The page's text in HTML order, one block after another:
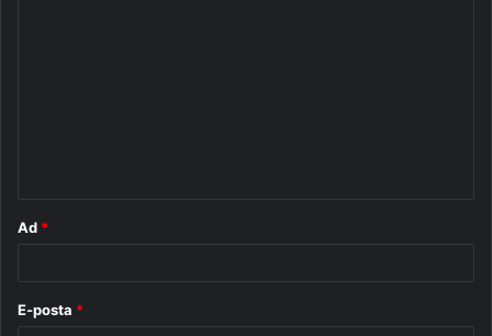
Ad *
E-posta *